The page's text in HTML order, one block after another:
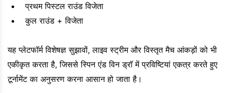
प्रथम पिस्टल राउंड विजेता
कुल राउंड + विजेता
यह प्लेटफॉर्म विशेषज्ञ सुझावों, लाइव स्ट्रीम और विस्तृत मैच आंकड़ों को भी
एकीकृत करता है, जिससे स्पिन एंड विन ड्रॉ में प्रविष्टियां एकत्र करते हुए
टूर्नामेंट का अनुसरण करना आसान हो जाता है।